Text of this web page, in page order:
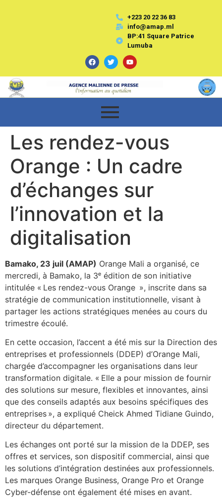
+223 20 22 36 83
info@amap.ml
BP:41 Square Patrice
Lumuba
Les rendez-vous
Orange : Un cadre
d’échanges sur
l’innovation et la
digitalisation
Bamako, 23 juil (AMAP) Orange Mali a organisé, ce
mercredi, à Bamako, la 3ᵉ édition de son initiative
intitulée « Les rendez-vous Orange », inscrite dans sa
stratégie de communication institutionnelle, visant à
partager les actions stratégiques menées au cours du
trimestre écoulé.
En cette occasion, l’accent a été mis sur la Direction des
entreprises et professionnels (DDEP) d’Orange Mali,
chargée d’accompagner les organisations dans leur
transformation digitale. « Elle a pour mission de fournir
des solutions sur mesure, flexibles et innovantes, ainsi
que des conseils adaptés aux besoins spécifiques des
entreprises », a expliqué Cheick Ahmed Tidiane Guindo,
directeur du département.
Les échanges ont porté sur la mission de la DDEP, ses
offres et services, son dispositif commercial, ainsi que
les solutions d’intégration destinées aux professionnels.
Les marques Orange Business, Orange Pro et Orange
Cyber-défense ont également été mises en avant.